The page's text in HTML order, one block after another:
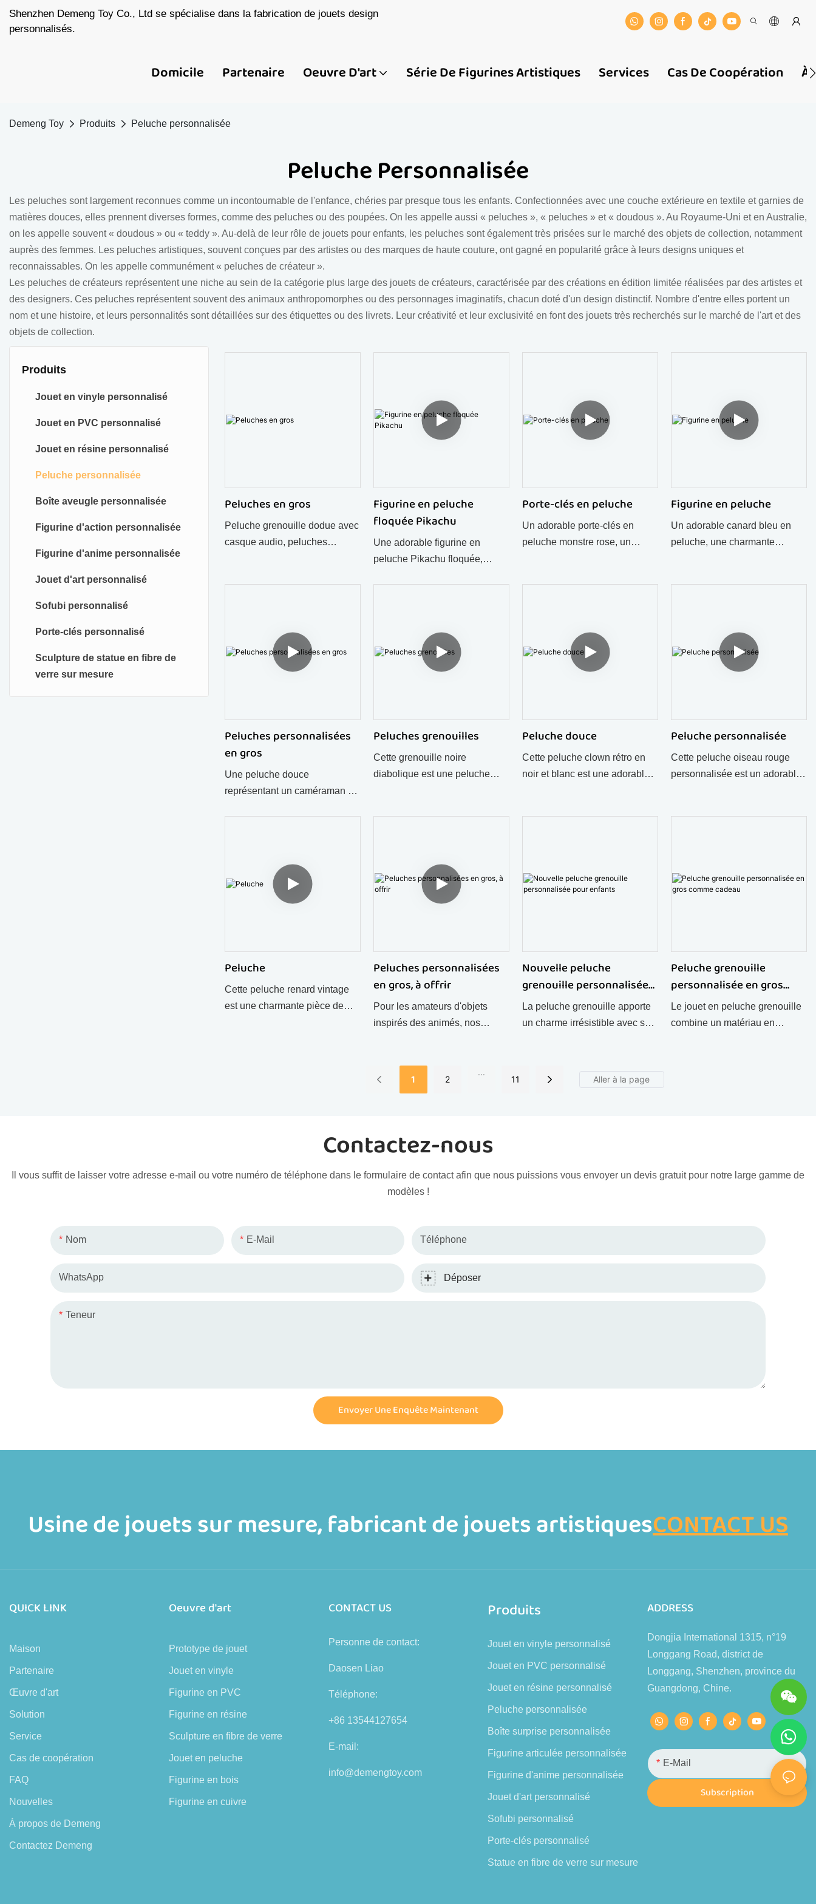
Shenzhen Demeng Toy Co., Ltd se spécialise dans la fabrication de jouets design
personnalisés.
Domicile Partenaire Oeuvre D'art Série De Figurines Artistiques Services Cas De Coopération À
Demeng Toy Produits Peluche personnalisée
Peluche Personnalisée
Les peluches sont largement reconnues comme un incontournable de l'enfance, chéries par presque tous les enfants. Confectionnées avec une couche extérieure en textile et garnies de
matières douces, elles prennent diverses formes, comme des peluches ou des poupées. On les appelle aussi « peluches », « peluches » et « doudous ». Au Royaume-Uni et en Australie,
on les appelle souvent « doudous » ou « teddy ». Au-delà de leur rôle de jouets pour enfants, les peluches sont également très prisées sur le marché des objets de collection, notamment
auprès des femmes. Les peluches artistiques, souvent conçues par des artistes ou des marques de haute couture, ont gagné en popularité grâce à leurs designs uniques et
reconnaissables. On les appelle communément « peluches de créateur ».
Les peluches de créateurs représentent une niche au sein de la catégorie plus large des jouets de créateurs, caractérisée par des créations en édition limitée réalisées par des artistes et
des designers. Ces peluches représentent souvent des animaux anthropomorphes ou des personnages imaginatifs, chacun doté d'un design distinctif. Nombre d'entre elles portent un
nom et une histoire, et leurs personnalités sont détaillées sur des étiquettes ou des livrets. Leur créativité et leur exclusivité en font des jouets très recherchés sur le marché de l'art et des
objets de collection.
Produits
Jouet en vinyle personnalisé
Jouet en PVC personnalisé
Jouet en résine personnalisé
Peluche personnalisée
Boîte aveugle personnalisée
Figurine d'action personnalisée
Figurine d'anime personnalisée
Jouet d'art personnalisé
Sofubi personnalisé
Porte-clés personnalisé
Sculpture de statue en fibre de
verre sur mesure
Peluches en gros
Peluche grenouille dodue avec
casque audio, peluches
Figurine en peluche
floquée Pikachu
Une adorable figurine en
peluche Pikachu floquée,
Porte-clés en peluche
Un adorable porte-clés en
peluche monstre rose, un
Figurine en peluche
Un adorable canard bleu en
peluche, une charmante
Peluches personnalisées
en gros
Une peluche douce
représentant un caméraman de
les fans et les commandes en
gros.
Peluches grenouilles
Cette grenouille noire
diabolique est une peluche
Peluche douce
Cette peluche clown rétro en
noir et blanc est une adorable
Peluche personnalisée
Cette peluche oiseau rouge
personnalisée est un adorable
craquant pour les amateurs de
peluches.
Peluche
Cette peluche renard vintage
est une charmante pièce de
Peluches personnalisées
en gros, à offrir
Pour les amateurs d'objets
inspirés des animés, nos
figurines d'ours d'animés, sont
Nouvelle peluche
grenouille personnalisée
pour enfants
La peluche grenouille apporte
un charme irrésistible avec sa
de dessin animé parfaite pour
les enfants et les
Peluche grenouille
personnalisée en gros
comme cadeau
Le jouet en peluche grenouille
combine un matériau en
1 2
...
11
Contactez-nous
Il vous suffit de laisser votre adresse e-mail ou votre numéro de téléphone dans le formulaire de contact afin que nous puissions vous envoyer un devis gratuit pour notre large gamme de
modèles !
Nom E-Mail Téléphone
WhatsApp Déposer
Teneur
Envoyer Une Enquête Maintenant
Usine de jouets sur mesure, fabricant de jouets artistiquesCONTACT US
QUICK LINK
Maison
Partenaire
Œuvre d'art
Solution
Service
Cas de coopération
FAQ
Nouvelles
À propos de Demeng
Contactez Demeng
Oeuvre d'art
Prototype de jouet
Jouet en vinyle
Figurine en PVC
Figurine en résine
Sculpture en fibre de verre
Jouet en peluche
Figurine en bois
Figurine en cuivre
CONTACT US
Personne de contact:
Daosen Liao
Téléphone:
+86 13544127654
E-mail:
info@demengtoy.com
Produits
Jouet en vinyle personnalisé
Jouet en PVC personnalisé
Jouet en résine personnalisé
Peluche personnalisée
Boîte surprise personnalisée
Figurine articulée personnalisée
Figurine d'anime personnalisée
Jouet d'art personnalisé
Sofubi personnalisé
Porte-clés personnalisé
Statue en fibre de verre sur mesure
ADDRESS
Dongjia International 1315, n°19
Longgang Road, district de
Longgang, Shenzhen, province du
Guangdong, Chine.
E-Mail
Subscription